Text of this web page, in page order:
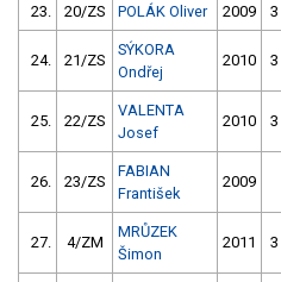
23. 20/ZS POLÁK Oliver 2009 3
24. 21/ZS
SÝKORA
Ondřej
2010 3
25. 22/ZS
VALENTA
Josef
2010 3
26. 23/ZS
FABIAN
František
2009
27. 4/ZM
MRŮZEK
Šimon
2011 3